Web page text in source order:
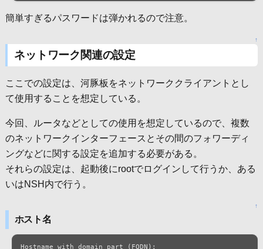
簡単すぎるパスワードは弾かれるので注意。
↑
ネットワーク関連の設定
ここでの設定は、河豚板をネットワーククライアントとし
て使用することを想定している。
今回、ルータなどとしての使用を想定しているので、複数
のネットワークインターフェースとその間のフォワーディ
ングなどに関する設定を追加する必要がある。
それらの設定は、起動後にrootでログインして行うか、ある
いはNSH内で行う。
↑
ホスト名
Hostname with domain part (FQDN):